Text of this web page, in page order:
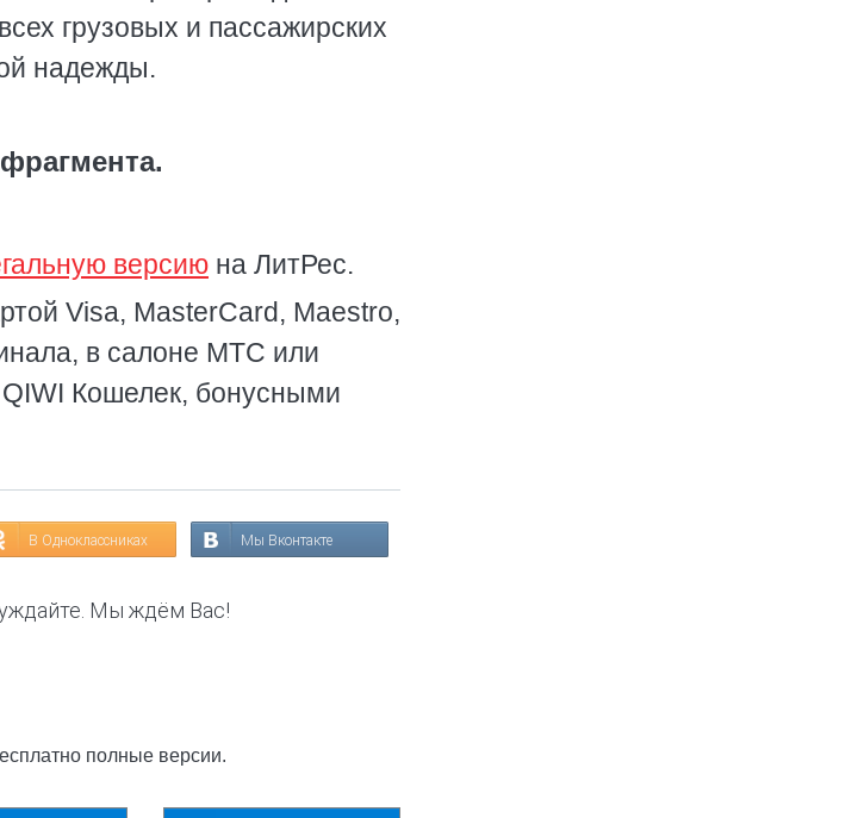
грузовых и пассажирских
надежды.
версию на ЛитРес.
Visa, MasterCard, Maestro,
в салоне МТС или
Кошелек, бонусными
В Одноклассниках Мы Вконтакте
Мы ждём Вас!
полные версии.